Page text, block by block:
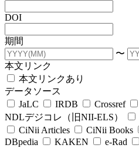
DOI
期間
〜
本文リンク
本文リンクあり
データソース
JaLC
IRDB Crossref
NDLデジコレ（旧NII-ELS）
CiNii Articles
CiNii Books
DBpedia
KAKEN e-Rad